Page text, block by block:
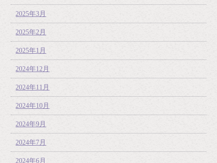
2025年3月
2025年2月
2025年1月
2024年12月
2024年11月
2024年10月
2024年9月
2024年7月
2024年6月